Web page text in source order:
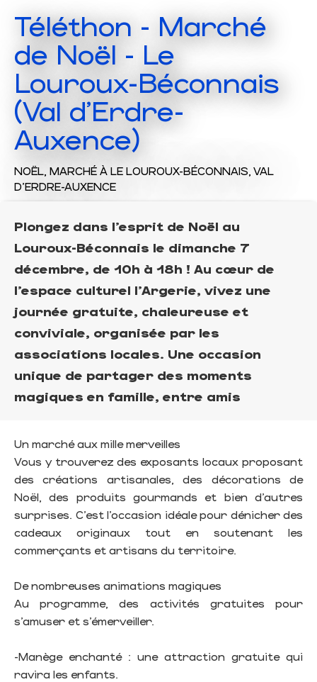
Téléthon - Marché
de Noël - Le
Louroux-Béconnais
(Val d'Erdre-
Auxence)
NOËL, MARCHÉ À LE LOUROUX-BÉCONNAIS, VAL
D'ERDRE-AUXENCE
Plongez dans l’esprit de Noël au
Louroux-Béconnais le dimanche 7
décembre, de 10h à 18h ! Au cœur de
l’espace culturel l’Argerie, vivez une
journée gratuite, chaleureuse et
conviviale, organisée par les
associations locales. Une occasion
unique de partager des moments
magiques en famille, entre amis
Un marché aux mille merveilles
Vous y trouverez des exposants locaux proposant
des créations artisanales, des décorations de
Noël, des produits gourmands et bien d’autres
surprises. C’est l’occasion idéale pour dénicher des
cadeaux originaux tout en soutenant les
commerçants et artisans du territoire.
De nombreuses animations magiques
Au programme, des activités gratuites pour
s’amuser et s’émerveiller.
-Manège enchanté : une attraction gratuite qui
ravira les enfants.